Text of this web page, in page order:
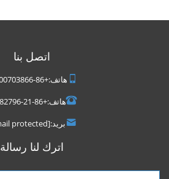
اتصل بنا
هاتف:+86-15900703866
هاتف:+86-21-36382796
بريد:[email protected]
اترك لنا رسالة